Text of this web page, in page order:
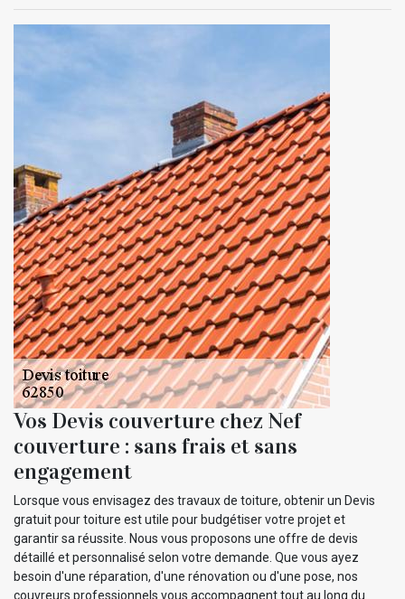
Vos Devis couverture chez Nef
couverture : sans frais et sans
engagement
Lorsque vous envisagez des travaux de toiture, obtenir un Devis
gratuit pour toiture est utile pour budgétiser votre projet et
garantir sa réussite. Nous vous proposons une offre de devis
détaillé et personnalisé selon votre demande. Que vous ayez
besoin d'une réparation, d'une rénovation ou d'une pose, nos
couvreurs professionnels vous accompagnent tout au long du